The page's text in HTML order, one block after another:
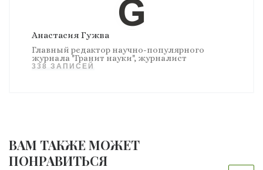
Анастасия Гужва
Главный редактор научно-популярного
журнала "Гранит науки", журналист
338 ЗАПИСЕЙ
ВАМ ТАКЖЕ МОЖЕТ
ПОНРАВИТЬСЯ